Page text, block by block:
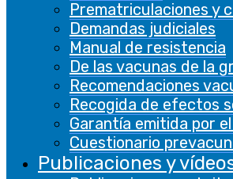
Prematriculaciones y
Demandas judiciales
Manual de resistencia
De las vacunas de la
Recomendaciones
Recogida de efectos
Garantía emitida por
Cuestionario
Publicaciones y